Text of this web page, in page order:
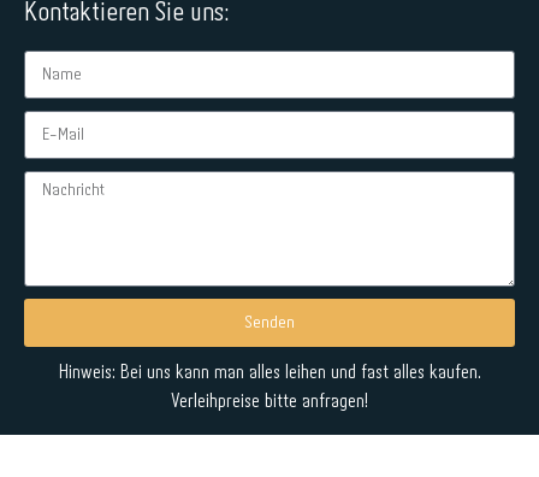
Kontaktieren Sie uns:
Senden
Alternative:
Hinweis: Bei uns kann man alles leihen und fast alles kaufen.
Verleihpreise bitte anfragen!